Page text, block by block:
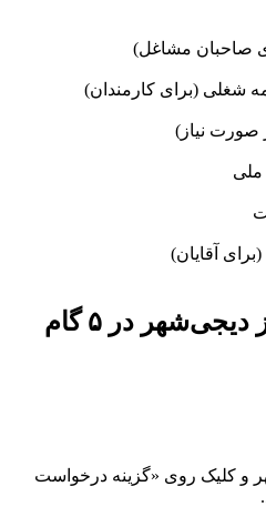
صاحبان مشاغل)
شغلی (برای کارمندان)
نیاز)
ملی
آقایان)
در ۵ گام
و کلیک روی «گزینه درخواست